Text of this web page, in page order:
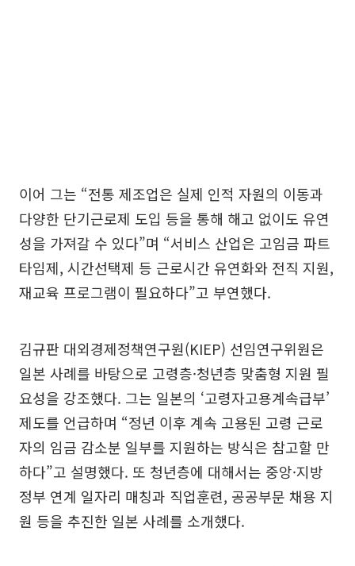
이어 그는 “전통 제조업은 실제 인적 자원의 이동과
다양한 단기근로제 도입 등을 통해 해고 없이도 유연
성을 가져갈 수 있다”며 “서비스 산업은 고임금 파트
타임제, 시간선택제 등 근로시간 유연화와 전직 지원,
재교육 프로그램이 필요하다”고 부연했다.
김규판 대외경제정책연구원(KIEP) 선임연구위원은
일본 사례를 바탕으로 고령층·청년층 맞춤형 지원 필
요성을 강조했다. 그는 일본의 ‘고령자고용계속급부’
제도를 언급하며 “정년 이후 계속 고용된 고령 근로
자의 임금 감소분 일부를 지원하는 방식은 참고할 만
하다”고 설명했다. 또 청년층에 대해서는 중앙·지방
정부 연계 일자리 매칭과 직업훈련, 공공부문 채용 지
원 등을 추진한 일본 사례를 소개했다.